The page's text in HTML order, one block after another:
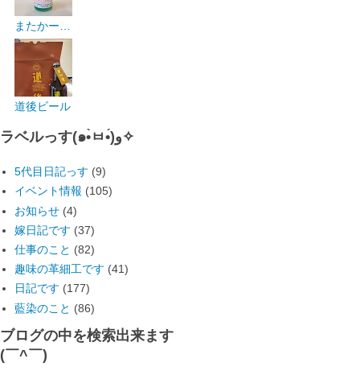
またかー…
道後ビール
ラベルっす(๑•̀ㅂ•́)و✧
5代目日記っす (9)
イベント情報 (105)
お知らせ (4)
嫁日記です (37)
仕事のこと (82)
趣味の革細工です (41)
日記です (177)
藍染のこと (86)
ブログの中を検索出来ます
(￣^￣)ゞ